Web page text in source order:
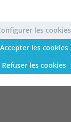
les cookies
Accepter les cookies
Refuser les cookies